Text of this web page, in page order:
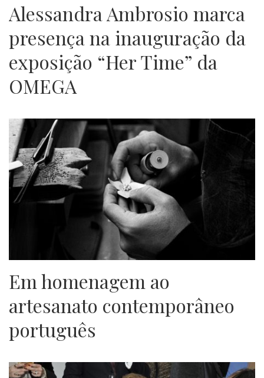
Alessandra Ambrosio marca
presença na inauguração da
exposição “Her Time” da
OMEGA
Em homenagem ao
artesanato contemporâneo
português